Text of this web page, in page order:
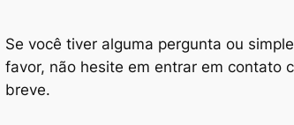
Se você tiver alguma pergunta ou
favor, não hesite em entrar em contato
breve.